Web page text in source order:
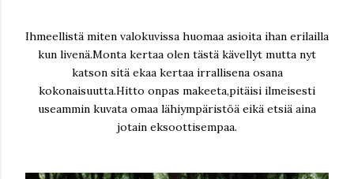
Ihmeellistä miten valokuvissa huomaa asioita ihan erilailla
kun livenä.Monta kertaa olen tästä kävellyt mutta nyt
katson sitä ekaa kertaa irrallisena osana
kokonaisuutta.Hitto onpas makeeta,pitäisi ilmeisesti
useammin kuvata omaa lähiympäristöä eikä etsiä aina
jotain eksoottisempaa.